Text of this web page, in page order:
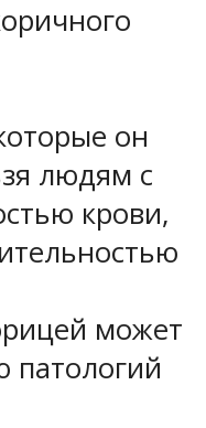
он
людям с
крови,
может
патологий